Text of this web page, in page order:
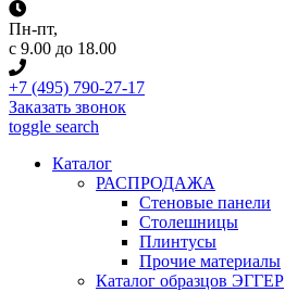
Пн-пт,
с 9.00 до 18.00
+7 (495) 790-27-17
Заказать звонок
toggle search
Каталог
РАСПРОДАЖА
Стеновые панели
Столешницы
Плинтусы
Прочие материалы
Каталог образцов ЭГГЕР